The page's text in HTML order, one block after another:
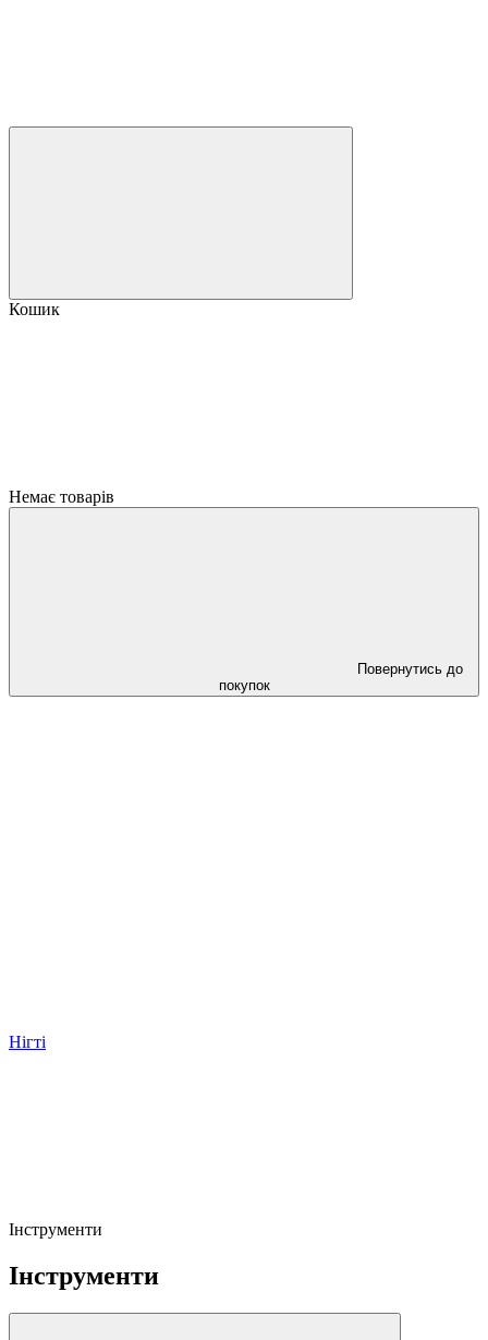
Кошик
Немає товарів
Повернутись до
покупок
Нігті
Інструменти
Інструменти